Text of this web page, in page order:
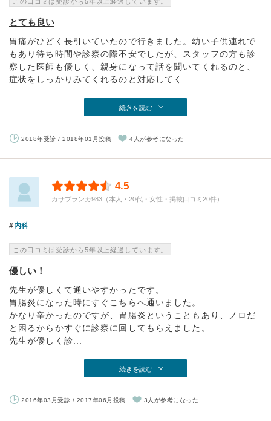
とても良い
胃痛がひどく長引いていたので行きました。幼い子供連れで
もあり待ち時間や診察の際不安でしたが、スタッフの方も診
察した医師も優しく、親身になって話を聞いてくれるのと、
症状をしっかりみてくれるのと対応してく...
続きを読む
2018年受診 / 2018年01月投稿 4人が参考になった
4.5
カサブランカ983（本人・20代・女性・掲載口コミ20件）
内科
この口コミは受診から5年以上経過しています。
優しい！
先生が優しくて通いやすかったです。
胃腸炎になった時にすぐこちらへ通いました。
かなり辛かったのですが、胃腸炎ということもあり、ノロだ
と困るからかすぐに診察に回してもらえました。
先生が優しく診...
続きを読む
2016年03月受診 / 2017年06月投稿 3人が参考になった